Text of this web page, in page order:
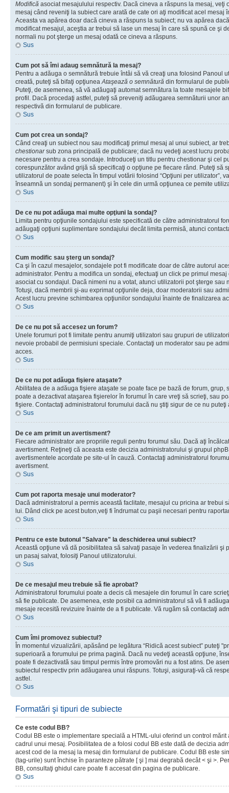
Modifică asociat mesajulului respectiv. Dacă cineva a răspuns la mesaj, veţi
mesaj când reveniţi la subiect care arată de cate ori aţi modificat acel mesaj
Aceasta va apărea doar dacă cineva a răspuns la subiect; nu va apărea
modificat mesajul, aceştia ar trebui să lase un mesaj în care să spună ce şi
normali nu pot şterge un mesaj odată ce cineva a răspuns.
Sus
Cum pot să îmi adaug semnătură la mesaj?
Pentru a adăuga o semnătură trebuie întâi să vă creaţi una folosind Panoul
creată, puteţi să bifaţi opţiuneaAtaşează o semnătură din formularul de
Puteţi, de asemenea, să vă adăugaţi automat semnătura la toate mesajele
profil. Dacă procedaţi astfel, puteţi să preveniţi adăugarea semnăturii unor
respectivă din formularul de publicare.
Sus
Cum pot crea un sondaj?
Când creaţi un subiect nou sau modificaţi primul mesaj al unui subiect, ar
chestionarsub zona principală de publicare; dacă nu vedeţi acest lucru
necesare pentru a crea sondaje. Introduceţi un titlu pentru chestionar şi cel
corespunzător având grijă să specificaţi o opţiune pe fiecare rând. Puteţi să
utilizatorul de poate selecta în timpul votării folosind “Opţiuni per utilizator”,
înseamnă un sondaj permanent) şi în cele din urmă opţiunea ce pemite
Sus
De ce nu pot adăuga mai multe opţiuni la sondaj?
Limita pentru opţiunile sondajului este specificată de către administratorul
adăugaţi opţiuni suplimentare sondajului decât limita permisă, atunci
Sus
Cum modific sau şterg un sondaj?
Ca şi în cazul mesajelor, sondajele pot fi modificate doar de către autorul
administrator. Pentru a modifica un sondaj, efectuaţi un click pe primul
asociat cu sondajul. Dacă nimeni nu a votat, atunci utilizatorii pot şterge
Totuşi, dacă membrii şi-au exprimat opţiunile deja, doar moderatorii sau
Acest lucru previne schimbarea opţiunilor sondajului înainte de finalizarea
Sus
De ce nu pot să accesez un forum?
Unele forumuri pot fi limitate pentru anumiţi utilizatori sau grupuri de
nevoie probabil de permisiuni speciale. Contactaţi un moderator sau pe
acces.
Sus
De ce nu pot adăuga fişiere ataşate?
Abilitatea de a adăuga fişiere ataşate se poate face pe bază de forum, grup,
poate a dezactivat ataşarea fişierelor în forumul în care vreţi să scrieţi, sau
fişiere. Contactaţi administratorul forumului dacă nu ştiţi sigur de ce nu
Sus
De ce am primit un avertisment?
Fiecare administrator are propriile reguli pentru forumul său. Dacă aţi
avertisment. Reţineţi că aceasta este decizia administratorului şi grupul
avertismentele acordate pe site-ul în cauză. Contactaţi administratorul
avertisment.
Sus
Cum pot raporta mesaje unui moderator?
Dacă administratorul a permis această faclitate, mesajul cu pricina ar trebui
lui. Dând click pe acest buton,veţi fi îndrumat cu paşii necesari pentru
Sus
Pentru ce este butonul "Salvare" la deschiderea unui subiect?
Această opţiune vă dă posibilitatea să salvaţi pasaje în vederea finalizării şi
un pasaj salvat, folosiţi Panoul utilizatorului.
Sus
De ce mesajul meu trebuie să fie aprobat?
Administratorul forumului poate a decis că mesajele din forumul în care
să fie publicate. De asemenea, este posibil ca administratorul să vă fi
mesaje recesită revizuire înainte de a fi publicate. Vă rugăm să contactaţi
Sus
Cum îmi promovez subiectul?
În momentul vizualizării, apăsând pe legătura “Ridică acest subiect” puteţi
superioară a forumului pe prima pagină. Dacă nu vedeţi această opţiune,
poate fi dezactivată sau timpul permis între promovări nu a fost atins. De
subiectul respectiv prin adăugarea unui răspuns. Totuşi, asiguraţi-vă că
astfel.
Sus
Formatări şi tipuri de subiecte
Ce este codul BB?
Codul BB este o implementare specială a HTML-ului oferind un control
cadrul unui mesaj. Posibilitatea de a folosi codul BB este dată de decizia
acest cod de la mesaj la mesaj din formularul de publicare. Codul BB este
(tag-urile) sunt închise în paranteze pătrate [ şi ] mai degrabă decât < şi >.
BB, consultaţi ghidul care poate fi accesat din pagina de publicare.
Sus